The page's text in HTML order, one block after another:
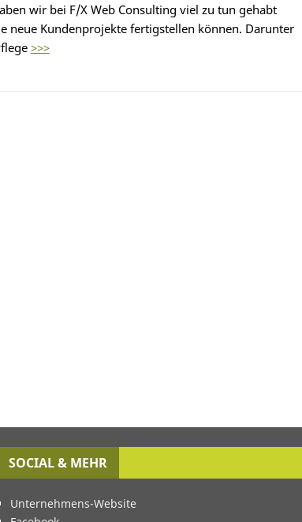
wir bei F/X Web Consulting viel zu tun gehabt
neue Kundenprojekte fertigstellen können. Darunter
>>>
SOCIAL & MEHR
Unternehmens-Website